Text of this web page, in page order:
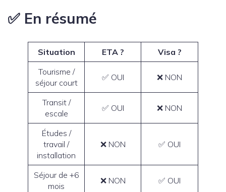
✅ En résumé
Situation ETA ?
Visa ?
Tourisme /
séjour court
✅ OUI ❌ NON
Transit /
escale
✅ OUI ❌ NON
Études /
travail /
installation
❌ NON ✅ OUI
Séjour de +6
mois
❌ NON ✅ OUI